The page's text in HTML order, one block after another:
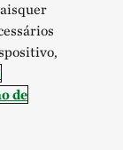
de